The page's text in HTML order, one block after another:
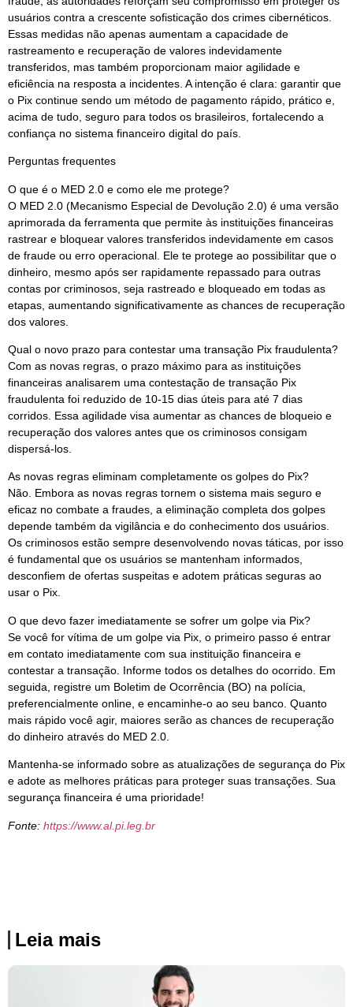
usuários contra a crescente sofisticação dos crimes cibernéticos.
Essas medidas não apenas aumentam a capacidade de
rastreamento e recuperação de valores indevidamente
transferidos, mas também proporcionam maior agilidade e
eficiência na resposta a incidentes. A intenção é clara: garantir que
o Pix continue sendo um método de pagamento rápido, prático e,
acima de tudo, seguro para todos os brasileiros, fortalecendo a
confiança no sistema financeiro digital do país.
Perguntas frequentes
O que é o MED 2.0 e como ele me protege?
O MED 2.0 (Mecanismo Especial de Devolução 2.0) é uma versão
aprimorada da ferramenta que permite às instituições financeiras
rastrear e bloquear valores transferidos indevidamente em casos
de fraude ou erro operacional. Ele te protege ao possibilitar que o
dinheiro, mesmo após ser rapidamente repassado para outras
contas por criminosos, seja rastreado e bloqueado em todas as
etapas, aumentando significativamente as chances de recuperação
dos valores.
Qual o novo prazo para contestar uma transação Pix fraudulenta?
Com as novas regras, o prazo máximo para as instituições
financeiras analisarem uma contestação de transação Pix
fraudulenta foi reduzido de 10-15 dias úteis para até 7 dias
corridos. Essa agilidade visa aumentar as chances de bloqueio e
recuperação dos valores antes que os criminosos consigam
dispersá-los.
As novas regras eliminam completamente os golpes do Pix?
Não. Embora as novas regras tornem o sistema mais seguro e
eficaz no combate a fraudes, a eliminação completa dos golpes
depende também da vigilância e do conhecimento dos usuários.
Os criminosos estão sempre desenvolvendo novas táticas, por isso
é fundamental que os usuários se mantenham informados,
desconfiem de ofertas suspeitas e adotem práticas seguras ao
usar o Pix.
O que devo fazer imediatamente se sofrer um golpe via Pix?
Se você for vítima de um golpe via Pix, o primeiro passo é entrar
em contato imediatamente com sua instituição financeira e
contestar a transação. Informe todos os detalhes do ocorrido. Em
seguida, registre um Boletim de Ocorrência (BO) na polícia,
preferencialmente online, e encaminhe-o ao seu banco. Quanto
mais rápido você agir, maiores serão as chances de recuperação
do dinheiro através do MED 2.0.
Mantenha-se informado sobre as atualizações de segurança do Pix
e adote as melhores práticas para proteger suas transações. Sua
segurança financeira é uma prioridade!
Fonte: https://www.al.pi.leg.br
Leia mais